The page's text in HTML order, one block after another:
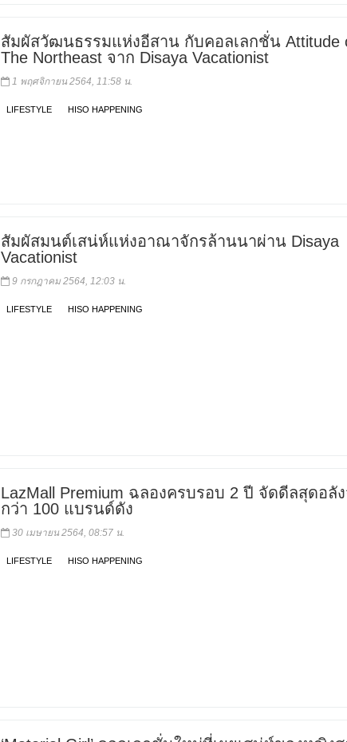
สัมผัสวัฒนธรรมแห่งอีสาน กับคอลเลกชั่น Attitude
The Northeast จาก Disaya Vacationist
1 พฤศจิกายน 2564, 11:58 น.
LIFESTYLE HISO HAPPENING
สัมผัสมนต์เสน่ห์แห่งอาณาจักรล้านนาผ่าน Disaya
Vacationist
9 กรกฎาคม 2564, 12:03 น.
LIFESTYLE HISO HAPPENING
LazMall Premium ฉลองครบรอบ 2 ปี จัดดีลสุดอลั
กว่า 100 แบรนด์ดัง
30 เมษายน 2564, 08:57 น.
LIFESTYLE HISO HAPPENING